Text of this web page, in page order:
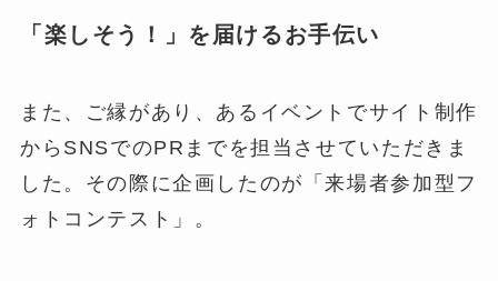
「楽しそう！」を届けるお手伝い
また、ご縁があり、あるイベントでサイト制作
からSNSでのPRまでを担当させていただきま
した。その際に企画したのが「来場者参加型フ
ォトコンテスト」。